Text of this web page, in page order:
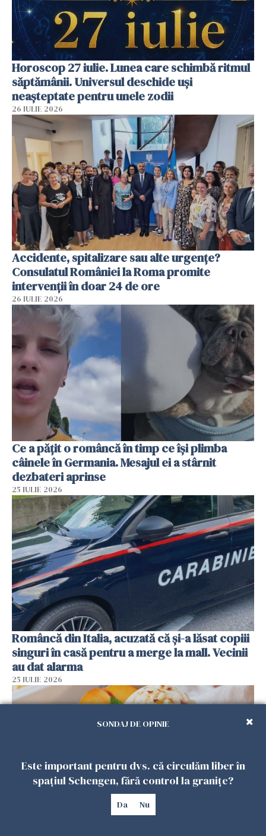
Horoscop 27 iulie. Lunea care schimbă ritmul
săptămânii. Universul deschide uși
neașteptate pentru unele zodii
26 IULIE 2026
Accidente, spitalizare sau alte urgențe?
Consulatul României la Roma promite
intervenții în doar 24 de ore
26 IULIE 2026
Ce a pățit o româncă în timp ce își plimba
câinele în Germania. Mesajul ei a stârnit
dezbateri aprinse
25 IULIE 2026
Româncă din Italia, acuzată că și-a lăsat copiii
singuri în casă pentru a merge la mall. Vecinii
au dat alarma
25 IULIE 2026
SONDAJ DE OPINIE
Este important pentru dvs. că circulăm liber în
spațiul Schengen, fără control la granițe?
Da Nu